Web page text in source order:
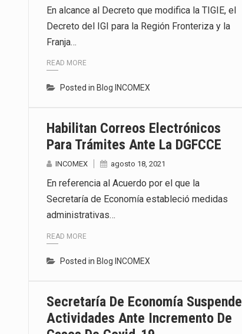
En alcance al Decreto que modifica la TIGIE, el
Decreto del IGI para la Región Fronteriza y la
Franja…
READ MORE
Posted in Blog INCOMEX
Habilitan Correos Electrónicos
Para Trámites Ante La DGFCCE
INCOMEX agosto 18, 2021
En referencia al Acuerdo por el que la
Secretaría de Economía estableció medidas
administrativas…
READ MORE
Posted in Blog INCOMEX
Secretaría De Economía Suspende
Actividades Ante Incremento De